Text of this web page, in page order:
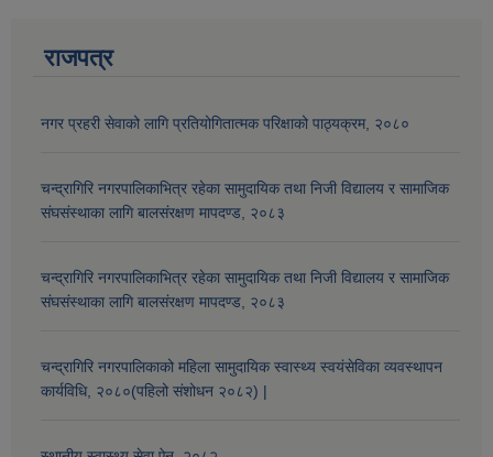
राजपत्र
नगर प्रहरी सेवाको लागि प्रतियोगितात्मक परिक्षाको पाठ्यक्रम, २०८०
चन्द्रागिरि नगरपालिकाभित्र रहेका सामुदायिक तथा निजी विद्यालय र सामाजिक
संघसंस्थाका लागि बालसंरक्षण मापदण्ड, २०८३
चन्द्रागिरि नगरपालिकाभित्र रहेका सामुदायिक तथा निजी विद्यालय र सामाजिक
संघसंस्थाका लागि बालसंरक्षण मापदण्ड, २०८३
चन्द्रागिरि नगरपालिकाको महिला सामुदायिक स्वास्थ्य स्वयंसेविका व्यवस्थापन
कार्यविधि, २०८०(पहिलो संशोधन २०८२) |